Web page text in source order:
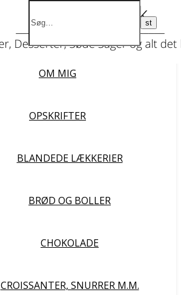
FORSIDE
OM MIG
OPSKRIFTER
BLANDEDE LÆKKERIER
BRØD OG BOLLER
CHOKOLADE
CROISSANTER, SNURRER M.M.